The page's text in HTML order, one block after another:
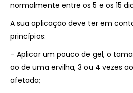
normalmente entre os 5 e os 15
A sua aplicação deve ter em
princípios:
– Aplicar um pouco de gel, o
ao de uma ervilha, 3 ou 4 vezes
afetada;